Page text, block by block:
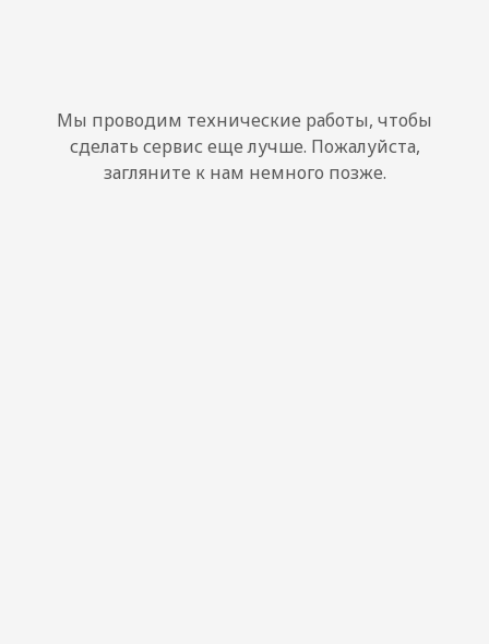
Мы проводим технические работы, чтобы
сделать сервис еще лучше. Пожалуйста,
загляните к нам немного позже.